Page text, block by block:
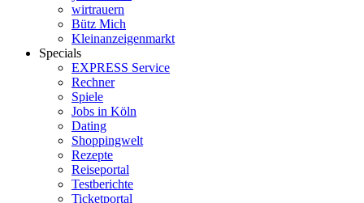
wirtrauern
Bütz Mich
Kleinanzeigenmarkt
Specials
EXPRESS Service
Rechner
Spiele
Jobs in Köln
Dating
Shoppingwelt
Rezepte
Reiseportal
Testberichte
Ticketportal